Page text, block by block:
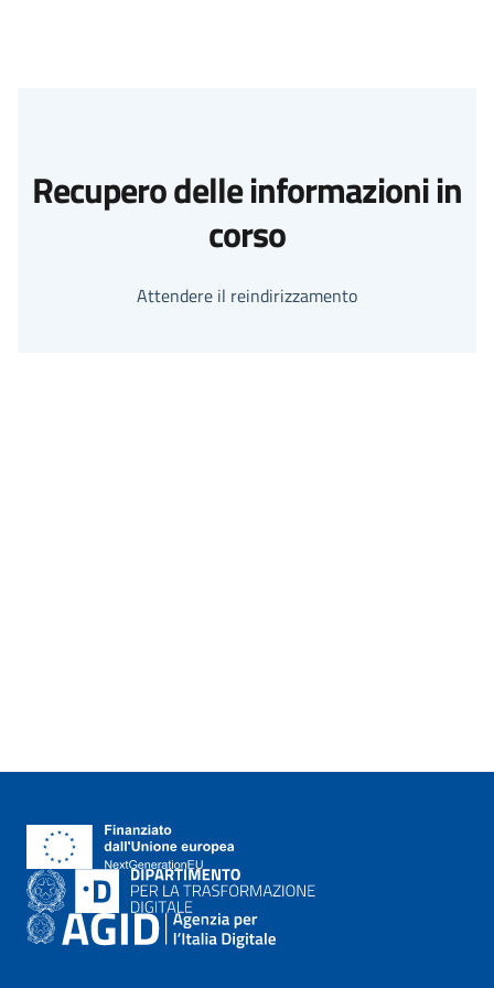
Recupero delle informazioni in
corso
Attendere il reindirizzamento